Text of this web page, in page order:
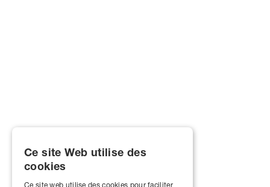
Ce site Web utilise des
cookies
Ce site web utilise des cookies pour faciliter